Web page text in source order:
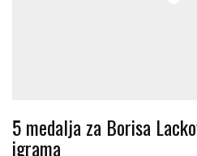
5 medalja za Borisa
igrama